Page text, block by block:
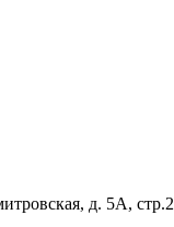
д. 5А, стр.2